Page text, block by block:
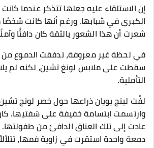
إن الاستلقاء عليه جعلها تتذكر عندما
الكبرى في شبابها. ورغم أنها كانت شخصًا
شعرت أن هذا الشعور بالثقة كان دافئًا
في لحظة غير معروفة، تدفقت الدموع من
سقطت على ملابس لونغ تشين، لكنه لم
التأملية.
لفَّت لينج يويان ذراعها حول خصر لونج
وارتسمت ابتسامة خفيفة على شفتيها.
عادت إلى تلك العناق الدافئ من طفولتها.
دمعة واحدة استقرت في زاوية فمها،